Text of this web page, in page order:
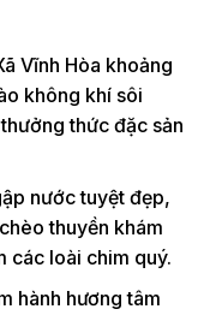
Vĩnh Hòa khoảng
không khí sôi
thức đặc sản
nước tuyệt đẹp,
thuyền khám
các loài chim quý.
hành hương tâm